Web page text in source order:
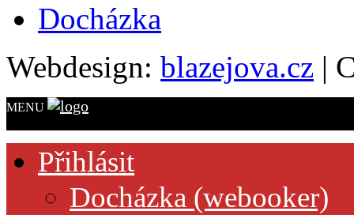
Docházka
Webdesign: blazejova.cz |
MENU
Přihlásit
Docházka (webooker)